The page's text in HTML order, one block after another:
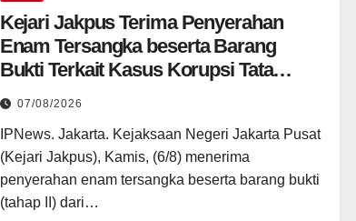
Kejari Jakpus Terima Penyerahan
Enam Tersangka beserta Barang
Bukti Terkait Kasus Korupsi Tata
Kelola Pertamina
07/08/2026
IPNews. Jakarta. Kejaksaan Negeri Jakarta Pusat
(Kejari Jakpus), Kamis, (6/8) menerima
penyerahan enam tersangka beserta barang bukti
(tahap II) dari…